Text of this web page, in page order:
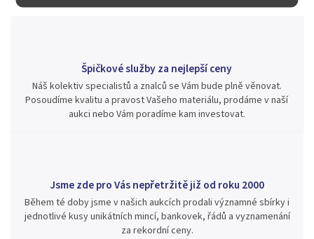
Špičkové služby za nejlepší ceny
Náš kolektiv specialistů a znalců se Vám bude plně věnovat.
Posoudíme kvalitu a pravost Vašeho materiálu, prodáme v naší
aukci nebo Vám poradíme kam investovat.
Jsme zde pro Vás nepřetržitě již od roku 2000
Během té doby jsme v našich aukcích prodali významné sbírky i
jednotlivé kusy unikátních mincí, bankovek, řádů a vyznamenání
za rekordní ceny.